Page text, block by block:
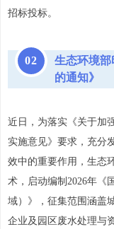
招标投标。
02
生态环境
的通知》
近日，为落实《关于加
实施意见》要求，充分
效中的重要作用，生态
术，启动编制2026年《
域）》，征集范围涵盖
企业及园区废水处理与